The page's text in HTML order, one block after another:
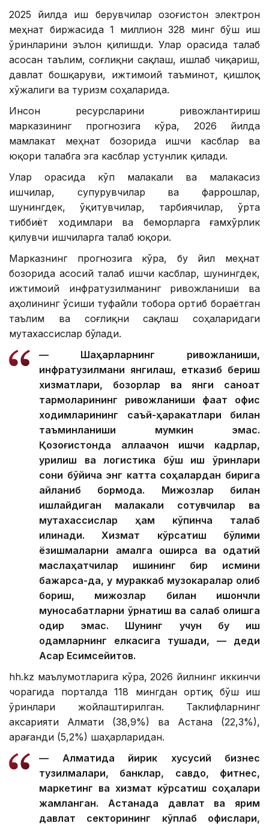
2025 йилда иш берувчилар Қозоғистон электрон
меҳнат биржасида 1 миллион 328 минг бўш иш
ўринларини эълон қилишди. Улар орасида талаб
асосан таълим, соғлиқни сақлаш, ишлаб чиқариш,
давлат бошқаруви, ижтимоий таъминот, қишлоқ
хўжалиги ва туризм соҳаларида.
Инсон ресурсларини ривожлантириш
марказининг прогнозига кўра, 2026 йилда
мамлакат меҳнат бозорида ишчи касблар ва
юқори талабга эга касблар устунлик қилади.
Улар орасида кўп малакали ва малакасиз
ишчилар, супурувчилар ва фаррошлар,
шунингдек, ўқитувчилар, тарбиячилар, ўрта
тиббиёт ходимлари ва беморларга ғамхўрлик
қилувчи ишчиларга талаб юқори.
Марказнинг прогнозига кўра, бу йил меҳнат
бозорида асосий талаб ишчи касблар, шунингдек,
ижтимоий инфратузилманинг ривожланиши ва
аҳолининг ўсиши туфайли тобора ортиб бораётган
таълим ва соғлиқни сақлаш соҳаларидаги
мутахассислар бўлади.
— Шаҳарларнинг ривожланиши,
инфратузилмани янгилаш, етказиб бериш
хизматлари, бозорлар ва янги саноат
тармоқларининг ривожланиши фақат офис
ходимларининг саъй-ҳаракатлари билан
таъминланиши мумкин эмас.
Қозоғистонда аллақачон ишчи кадрлар,
қурилиш ва логистика бўш иш ўринлари
сони бўйича энг катта соҳалардан бирига
айланиб бормоқда. Мижозлар билан
ишлайдиган малакали сотувчилар ва
мутахассислар ҳам кўпинча талаб
қилинади. Хизмат кўрсатиш бўлими
ёзишмаларни амалга оширса ва одатий
маслаҳатчилар ишининг бир қисмини
бажарса-да, у мураккаб музокаралар олиб
бориш, мижозлар билан ишончли
муносабатларни ўрнатиш ва сақлаб қолишга
қодир эмас. Шунинг учун бу иш
одамларнинг елкасига тушади, — деди
Асқар Есимсейитов.
hh.kz маълумотларига кўра, 2026 йилнинг иккинчи
чорагида порталда 118 мингдан ортиқ бўш иш
ўринлари жойлаштирилган. Таклифларнинг
аксарияти Алмати (38,9%) ва Астана (22,3%),
Қарағанди (5,2%) шаҳарларидан.
— Алматида йирик хусусий бизнес
тузилмалари, банклар, савдо, фитнес,
маркетинг ва хизмат кўрсатиш соҳалари
жамланган. Астанада давлат ва ярим
давлат секторининг кўплаб офислари,